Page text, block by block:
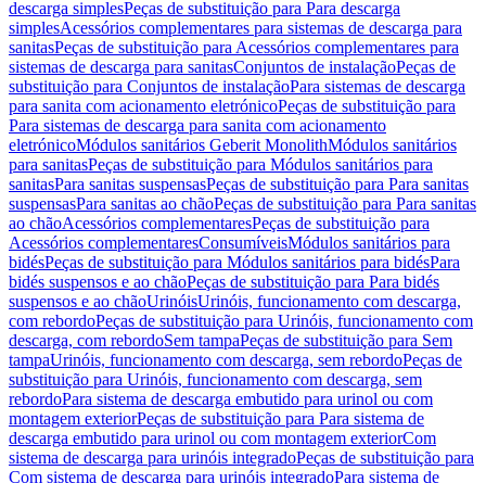
descarga simplesPeças de substituição para Para descarga
simplesAcessórios complementares para sistemas de descarga para
sanitasPeças de substituição para Acessórios complementares para
sistemas de descarga para sanitasConjuntos de instalaçãoPeças de
substituição para Conjuntos de instalaçãoPara sistemas de descarga
para sanita com acionamento eletrónicoPeças de substituição para
Para sistemas de descarga para sanita com acionamento
eletrónicoMódulos sanitários Geberit MonolithMódulos sanitários
para sanitasPeças de substituição para Módulos sanitários para
sanitasPara sanitas suspensasPeças de substituição para Para sanitas
suspensasPara sanitas ao chãoPeças de substituição para Para sanitas
ao chãoAcessórios complementaresPeças de substituição para
Acessórios complementaresConsumíveisMódulos sanitários para
bidésPeças de substituição para Módulos sanitários para bidésPara
bidés suspensos e ao chãoPeças de substituição para Para bidés
suspensos e ao chãoUrinóisUrinóis, funcionamento com descarga,
com rebordoPeças de substituição para Urinóis, funcionamento com
descarga, com rebordoSem tampaPeças de substituição para Sem
tampaUrinóis, funcionamento com descarga, sem rebordoPeças de
substituição para Urinóis, funcionamento com descarga, sem
rebordoPara sistema de descarga embutido para urinol ou com
montagem exteriorPeças de substituição para Para sistema de
descarga embutido para urinol ou com montagem exteriorCom
sistema de descarga para urinóis integradoPeças de substituição para
Com sistema de descarga para urinóis integradoPara sistema de